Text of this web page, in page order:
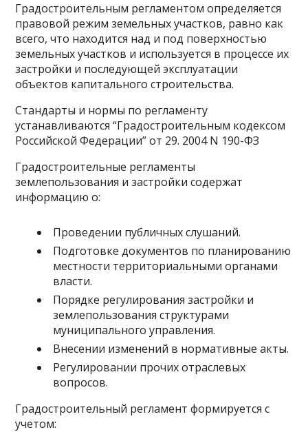
Градостроительным регламентом определяется
правовой режим земельных участков, равно как
всего, что находится над и под поверхностью
земельных участков и используется в процессе их
застройки и последующей эксплуатации
объектов капитального строительства.
Стандарты и нормы по регламенту
устанавливаются “Градостроительным кодексом
Российской Федерации” от 29. 2004 N 190-ФЗ
Градостроительные регламенты
землепользования и застройки содержат
информацию о:
Проведении публичных слушаний.
Подготовке документов по планированию
местности территориальными органами
власти.
Порядке регулирования застройки и
землепользования структурами
муниципального управления.
Внесении изменений в нормативные акты.
Регулировании прочих отраслевых
вопросов.
Градостроительный регламент формируется с
учетом: